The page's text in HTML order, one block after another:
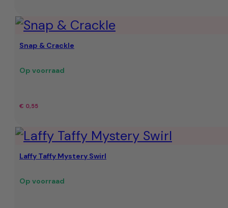
was:
€ 35,95.
is:
€ 29,50.
Snap & Crackle
Op voorraad
€ 0,55
Laffy Taffy Mystery Swirl
Op voorraad